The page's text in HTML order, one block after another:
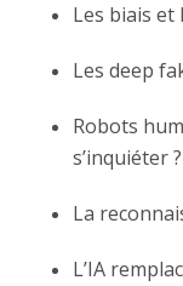
Les biais et
Les deep
Robots
s’inquiéter ?
La
L’IA